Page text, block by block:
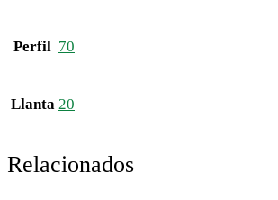
Perfil 70
Llanta 20
Relacionados